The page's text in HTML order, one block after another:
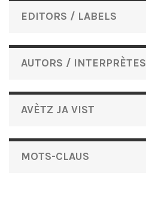
EDITORS / LABELS
AUTORS / INTERPRÈTES
AVÈTZ JA VIST
MOTS-CLAUS